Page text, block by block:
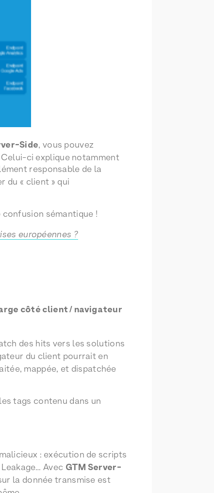
Side, vous pouvez
ci explique notamment
responsable de la
du « client » qui
sémantique !
européennes ?
côté client / navigateur
des hits vers les solutions
du client pourrait en
mappée, et dispatchée
tags contenu dans un
: exécution de scripts
Avec GTM Server-
la donnée transmise est